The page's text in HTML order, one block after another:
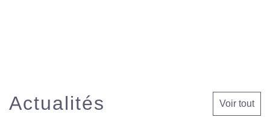
Actualités Voir tout